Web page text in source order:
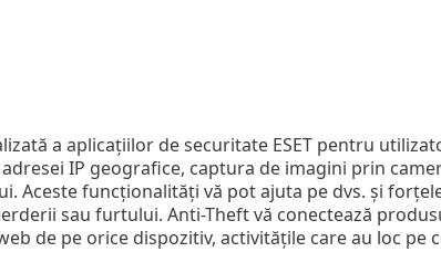
a aplicațiilor de securitate ESET pentru
IP geografice, captura de imagini prin
Aceste funcționalități vă pot ajuta pe dvs. și
sau furtului. Anti-Theft vă conectează
de pe orice dispozitiv, activitățile care au loc pe